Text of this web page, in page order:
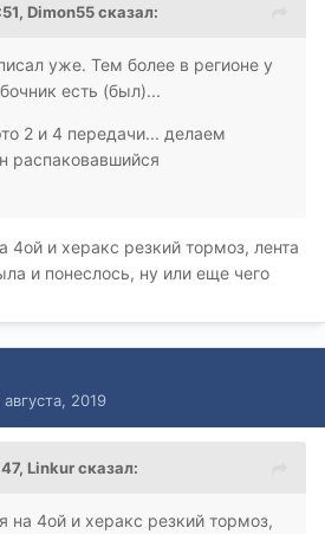
Dimon55сказал:
уже. Тем более в регионе у
есть (был)...
2 и 4 передачи... делаем
распаковавшийся
4ой и херакс резкий тормоз, лента
и понеслось, ну или еще чего
августа, 2019
Linkurсказал:
на 4ой и херакс резкий тормоз,